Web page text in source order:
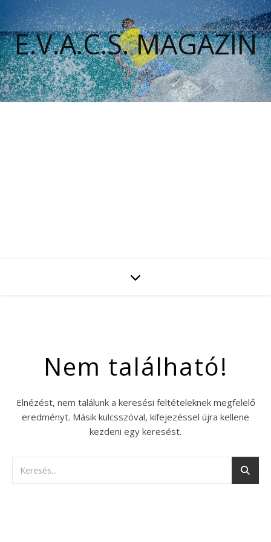
E.V.A.C.S. MAGAZIN
Nem található!
Elnézést, nem találunk a keresési feltételeknek megfelelő
eredményt. Másik kulcsszóval, kifejezéssel újra kellene
kezdeni egy keresést.